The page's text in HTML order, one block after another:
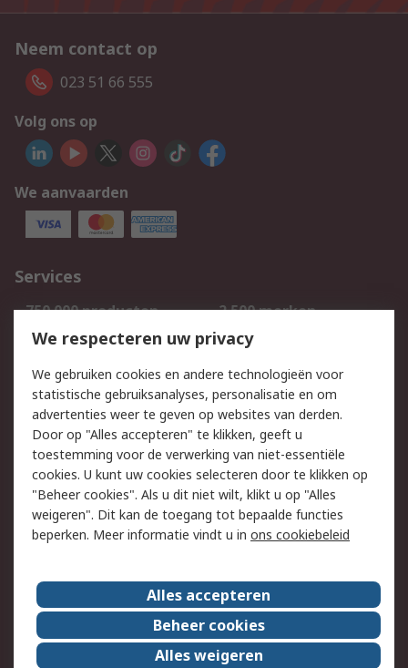
Neem contact op
023 51 66 555
Volg ons op
We aanvaarden
Services
750.000 producten
2.500 merken
Bestellen
Inkoopoplossingen
Track & Trace
Wettelijk
Cookiebeleid
Email veiligheid
Privacybeleid
Websitevoorwaarden
Algemene
verkoopvoorwaarden
Over RS
RS Group
Over ons
RS wereldwijd
Werken bij RS
We respecteren uw privacy
We gebruiken cookies en andere technologieën voor
statistische gebruiksanalyses, personalisatie en om
advertenties weer te geven op websites van derden.
Door op "Alles accepteren" te klikken, geeft u
toestemming voor de verwerking van niet-essentiële
cookies. U kunt uw cookies selecteren door te klikken op
"Beheer cookies". Als u dit niet wilt, klikt u op "Alles
weigeren". Dit kan de toegang tot bepaalde functies
beperken. Meer informatie vindt u in ons cookiebeleid
Alles accepteren
Beheer cookies
Alles weigeren